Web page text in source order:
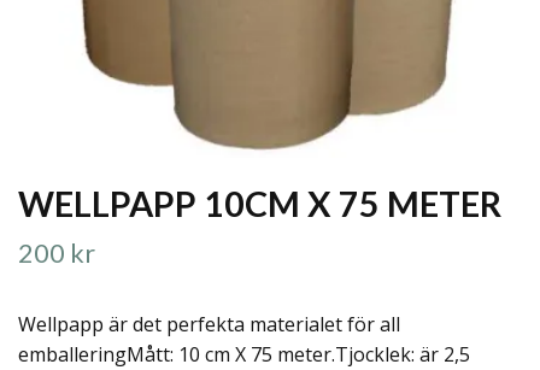
WELLPAPP 10CM X 75 METER
200 kr
Wellpapp är det perfekta materialet för all
emballeringMått: 10 cm X 75 meter.Tjocklek: är 2,5